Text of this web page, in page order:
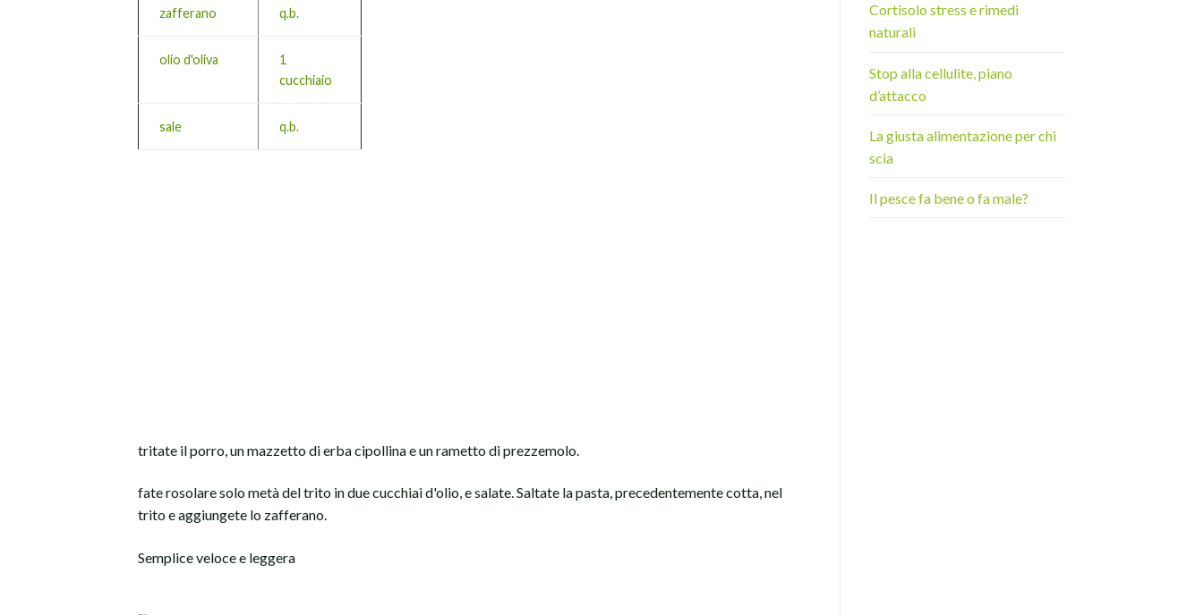
zafferano q.b.
olio d'oliva
1
cucchiaio
sale q.b.
tritate il porro, un mazzetto di erba cipollina e un rametto di prezzemolo.
fate rosolare solo metà del trito in due cucchiai d'olio, e salate. Saltate la pasta, precedentemente cotta, nel
trito e aggiungete lo zafferano.
Semplice veloce e leggera
Cortisolo stress e rimedi
naturali
Stop alla cellulite, piano
d’attacco
La giusta alimentazione per chi
scia
Il pesce fa bene o fa male?